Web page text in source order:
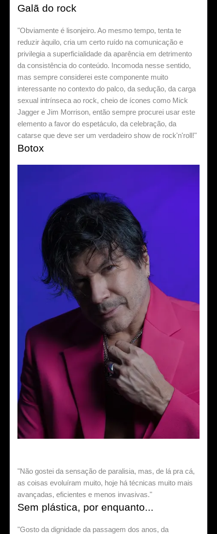
Galã do rock
"Obviamente é lisonjeiro. Ao mesmo tempo, tenta te
reduzir àquilo, cria um certo ruído na comunicação e
privilegia a superficialidade da aparência em detrimento
da consistência do conteúdo. Incomoda nesse sentido,
mas sempre considerei este componente muito
interessante no contexto do palco, da sedução, da carga
sexual intrínseca ao rock, cheio de ícones como Mick
Jagger e Jim Morrison, então sempre procurei usar este
elemento a favor do espetáculo, da celebração, da
catarse que deve ser um verdadeiro show de rock'n'roll!"
Botox
"Não gostei da sensação de paralisia, mas, de lá pra cá,
as coisas evoluíram muito, hoje há técnicas muito mais
avançadas, eficientes e menos invasivas."
Sem plástica, por enquanto...
"Gosto da dignidade da passagem dos anos, da